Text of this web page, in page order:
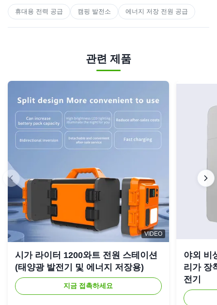
휴대용 전력 공급 캠핑 발전소 에너지 저장 전원 공급
관련 제품
VIDEO
시가 라이터 1200와트 전원 스테이션
(태양광 발전기 및 에너지 저장용)
지금 접촉하세요
야외 비
리가 장
전기